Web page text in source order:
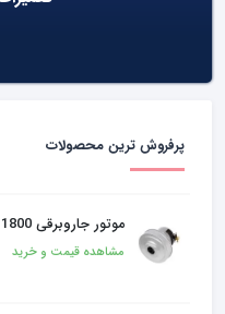
پرفروش ترین محصولات
موتور جاروبرقی 1800 وات بدون لبه
مشاهده قیمت و خرید